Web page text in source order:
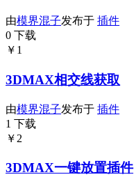
由模界混子发布于 插件
0 下载
￥1
3DMAX相交线获取
由模界混子发布于 插件
1 下载
￥2
3DMAX一键放置插件